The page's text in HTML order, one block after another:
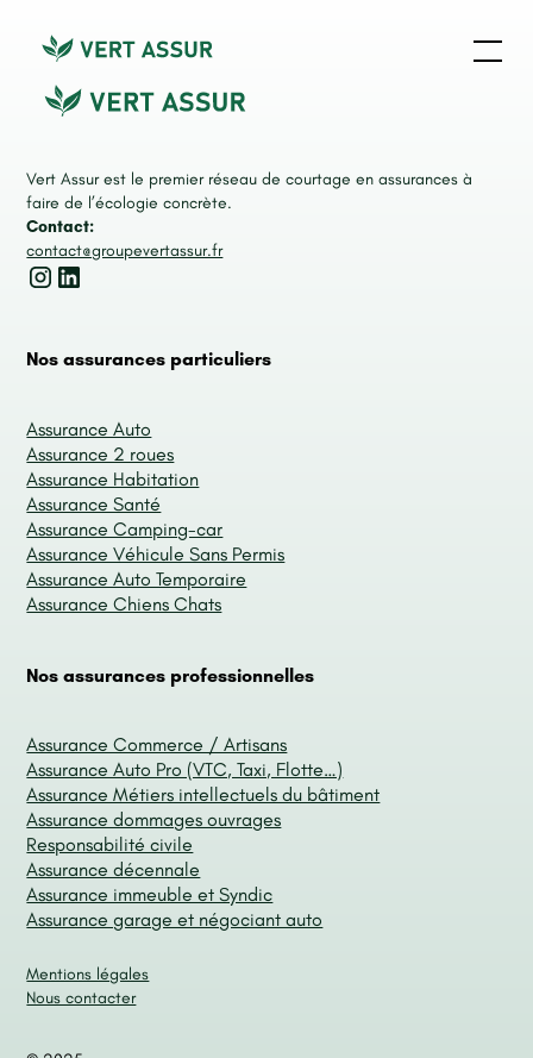
Vert Assur est le premier réseau de courtage en assurances à
faire de l’écologie concrète.
Contact:
contact@groupevertassur.fr
Nos assurances particuliers
Assurance Auto
Assurance 2 roues
Assurance Habitation
Assurance Santé
Assurance Camping-car
Assurance Véhicule Sans Permis
Assurance Auto Temporaire
Assurance Chiens Chats
Nos assurances professionnelles
Assurance Commerce / Artisans
Assurance Auto Pro (VTC, Taxi, Flotte…)
Assurance Métiers intellectuels du bâtiment
Assurance dommages ouvrages
Responsabilité civile
Assurance décennale
Assurance immeuble et Syndic
Assurance garage et négociant auto
Mentions légales
Nous contacter